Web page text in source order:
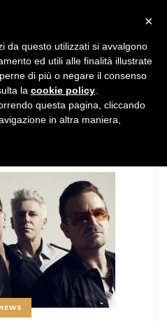
×
da questo utilizzati si avvalgono
ed utili alle finalità illustrate
di più o negare il consenso
la cookie policy
questa pagina, cliccando
in altra maniera,